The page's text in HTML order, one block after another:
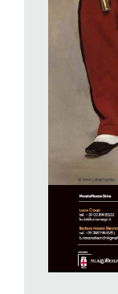
nuova sindaca 5
Parigi, dicevamo.
stata la
Georges-Eugène
nel 1853 da
barricate, tribunali
Luigi Napoleone
piccolo, secondo
Sventra la città
maleodorante di
testardo, astuto –
il profilo di Parigi
servono alla
magnifiche ma